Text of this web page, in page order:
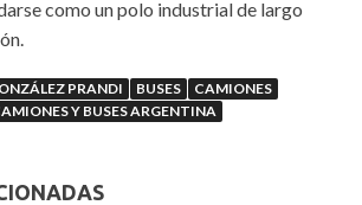
como un polo industrial de largo
PRANDI BUSES
CAMIONES
Y BUSES ARGENTINA